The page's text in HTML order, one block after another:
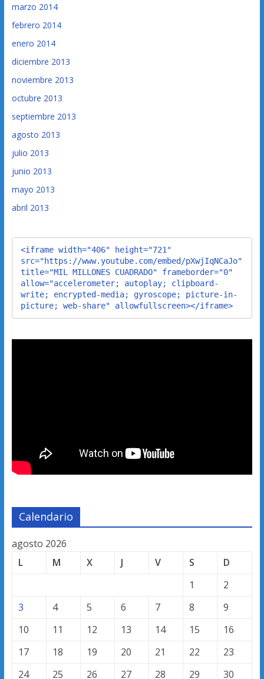
marzo 2014
febrero 2014
enero 2014
diciembre 2013
noviembre 2013
octubre 2013
septiembre 2013
agosto 2013
julio 2013
junio 2013
mayo 2013
abril 2013
<iframe width="406" height="721"
src="https://www.youtube.com/embed/pXwjIqNCaJo"
title="MIL MILLONES CUADRADO" frameborder="0"
allow="accelerometer; autoplay; clipboard-
write; encrypted-media; gyroscope; picture-in-
picture; web-share" allowfullscreen></iframe>
Calendario
agosto 2026
L
M X J V S
D
1
2
3
4 5 6 7 8
9
10
11 12 13 14 15
16
17
18 19 20 21 22
23
24
25 26 27 28 29 30